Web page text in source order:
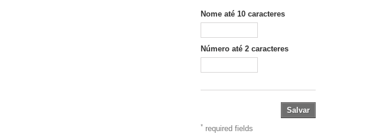
Nome até 10 caracteres
Número até 2 caracteres
Salvar
*required fields